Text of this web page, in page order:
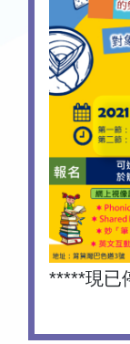
*****現已